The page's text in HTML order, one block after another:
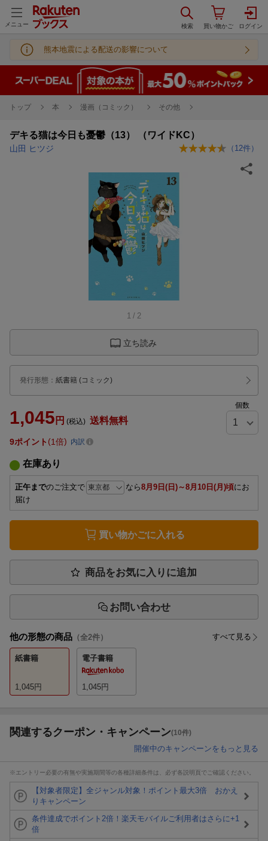
メニュー
熊本地震による配送の影響について
トップ 本 漫画（コミック） その他
デキる猫は今日も憂鬱（13） （ワイドKC）
山田 ヒツジ （ 12件）
1 / 2
立ち読み
発行形態 ： 紙書籍 (コミック)
1,045 円 (税込) 送料無料
個数
9ポイント 1倍 内訳
在庫あり
正午までのご注文で なら8月9日(日)～8月10日(月)頃にお
届け
買い物かごに入れる
商品をお気に入りに追加
お問い合わせ
他の形態の商品 （全2件） すべて見る
紙書籍
1,045円
電子書籍
1,045円
関連するクーポン・キャンペーン(10件)
開催中のキャンペーンをもっと見る
※エントリー必要の有無や実施期間等の各種詳細条件は、必ず各説明頁でご確認ください。
【対象者限定】全ジャンル対象！ポイント最大3倍 おかえ
りキャンペーン
条件達成でポイント2倍！楽天モバイルご利用者はさらに+1
倍